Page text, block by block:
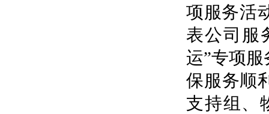
项服务活
表公司服
运”专项
保服务顺
支持组、